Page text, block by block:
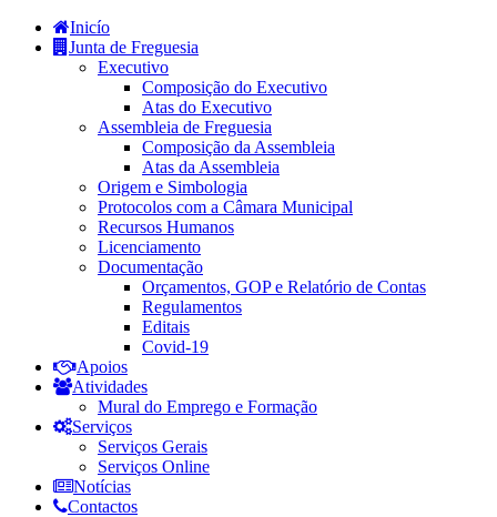
Inicío
Junta de Freguesia
Executivo
Composição do Executivo
Atas do Executivo
Assembleia de Freguesia
Composição da Assembleia
Atas da Assembleia
Origem e Simbologia
Protocolos com a Câmara Municipal
Recursos Humanos
Licenciamento
Documentação
Orçamentos, GOP e Relatório de Contas
Regulamentos
Editais
Covid-19
Apoios
Atividades
Mural do Emprego e Formação
Serviços
Serviços Gerais
Serviços Online
Notícias
Contactos